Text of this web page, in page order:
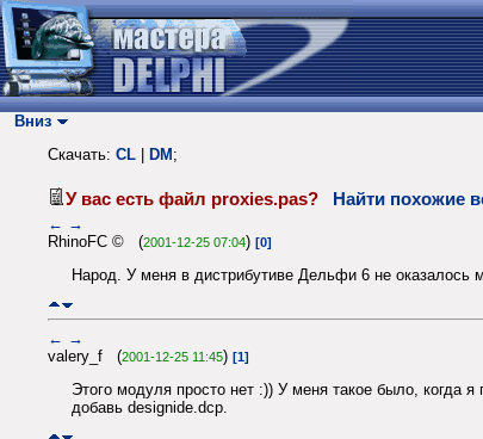
Вниз
Скачать: CL DM ;
У вас есть файл proxies.pas? Найти похожие
← →
RhinoFC © (2001-12-25 07:04) [0]
Народ. У меня в дистрибутиве Дельфи 6 не оказалось
← →
valery_f (2001-12-25 11:45) [1]
Этого модуля просто нет :)) У меня такое было, когда
добавь designide.dcp.